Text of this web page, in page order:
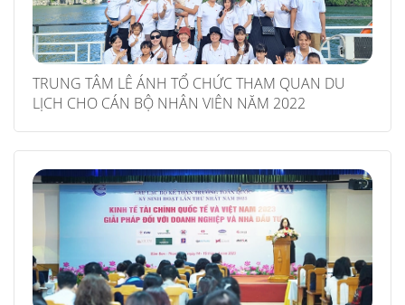
TRUNG TÂM LÊ ÁNH TỔ CHỨC THAM QUAN DU
LỊCH CHO CÁN BỘ NHÂN VIÊN NĂM 2022